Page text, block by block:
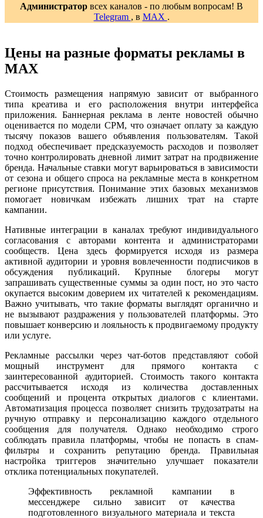
Администратор всех каналов - по любым вопросам! В
Telegram , в MAX .
Цены на разные форматы рекламы в
MAX
Стоимость размещения напрямую зависит от выбранного
типа креатива и его расположения внутри интерфейса
приложения. Баннерная реклама в ленте новостей обычно
оценивается по модели CPM, что означает оплату за каждую
тысячу показов вашего объявления пользователям. Такой
подход обеспечивает предсказуемость расходов и позволяет
точно контролировать дневной лимит затрат на продвижение
бренда. Начальные ставки могут варьироваться в зависимости
от сезона и общего спроса на рекламные места в конкретном
регионе присутствия. Понимание этих базовых механизмов
помогает новичкам избежать лишних трат на старте
кампании.
Нативные интеграции в каналах требуют индивидуального
согласования с авторами контента и администраторами
сообществ. Цена здесь формируется исходя из размера
активной аудитории и уровня вовлеченности подписчиков в
обсуждения публикаций. Крупные блогеры могут
запрашивать существенные суммы за один пост, но это часто
окупается высоким доверием их читателей к рекомендациям.
Важно учитывать, что такие форматы выглядят органично и
не вызывают раздражения у пользователей платформы. Это
повышает конверсию и лояльность к продвигаемому продукту
или услуге.
Рекламные рассылки через чат-ботов представляют собой
мощный инструмент для прямого контакта с
заинтересованной аудиторией. Стоимость такого контакта
рассчитывается исходя из количества доставленных
сообщений и процента открытых диалогов с клиентами.
Автоматизация процесса позволяет снизить трудозатраты на
ручную отправку и персонализацию каждого отдельного
сообщения для получателя. Однако необходимо строго
соблюдать правила платформы, чтобы не попасть в спам-
фильтры и сохранить репутацию бренда. Правильная
настройка триггеров значительно улучшает показатели
отклика потенциальных покупателей.
Эффективность рекламной кампании в
мессенджере сильно зависит от качества
подготовленного визуального материала и текста